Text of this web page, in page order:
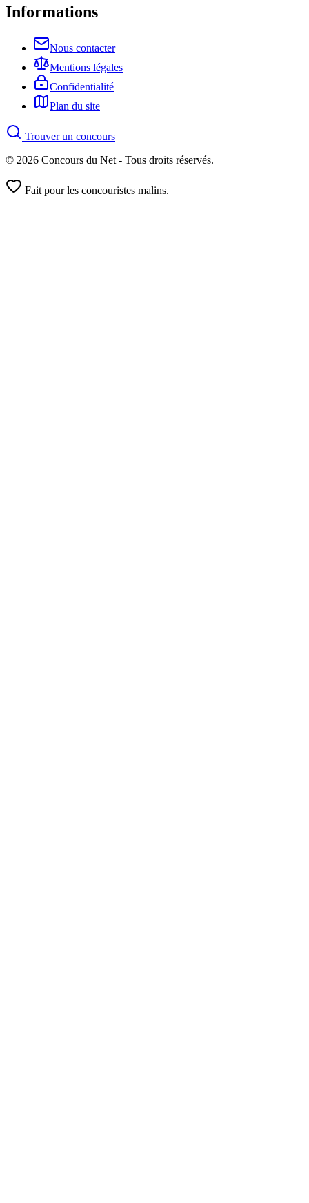
Informations
Nous contacter
Mentions légales
Confidentialité
Plan du site
Trouver un concours
© 2026 Concours du Net - Tous droits réservés.
Fait pour les concouristes malins.